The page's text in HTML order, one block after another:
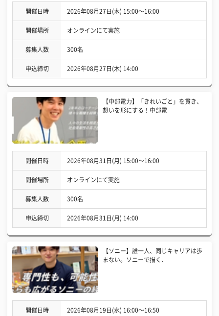
開催日時 2026年08月27日(木) 15:00〜16:00
開催場所 オンラインにて実施
募集人数 300名
申込締切 2026年08月27日(木) 14:00
【中部電力】「きれいごと」を貫き、
想いを形にする！中部電
開催日時 2026年08月31日(月) 15:00〜16:00
開催場所 オンラインにて実施
募集人数 300名
申込締切 2026年08月31日(月) 14:00
【ソニー】誰一人、同じキャリアは歩
まない。ソニーで描く、
開催日時 2026年08月19日(水) 16:00〜16:50